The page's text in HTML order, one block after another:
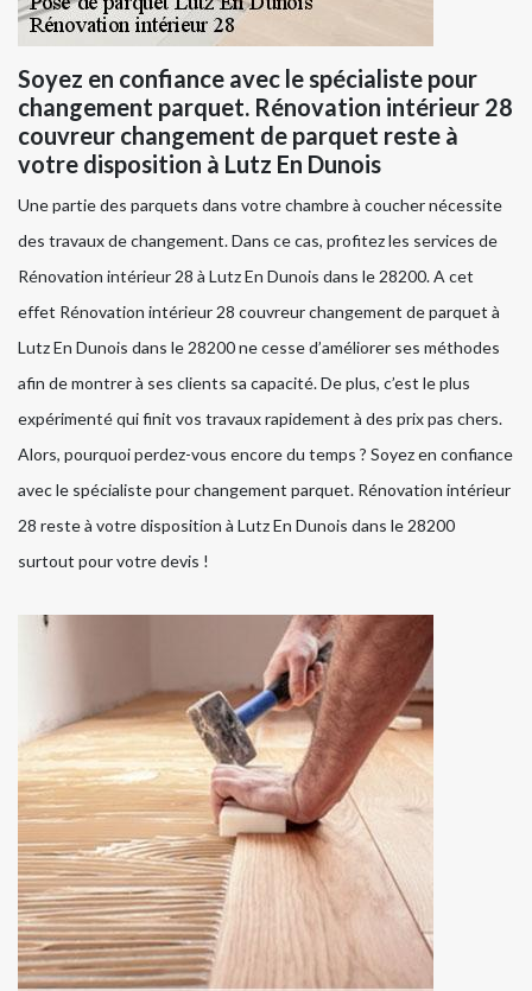
Soyez en confiance avec le spécialiste pour
changement parquet. Rénovation intérieur 28
couvreur changement de parquet reste à
votre disposition à Lutz En Dunois
Une partie des parquets dans votre chambre à coucher nécessite
des travaux de changement. Dans ce cas, profitez les services de
Rénovation intérieur 28 à Lutz En Dunois dans le 28200. A cet
effet Rénovation intérieur 28 couvreur changement de parquet à
Lutz En Dunois dans le 28200 ne cesse d’améliorer ses méthodes
afin de montrer à ses clients sa capacité. De plus, c’est le plus
expérimenté qui finit vos travaux rapidement à des prix pas chers.
Alors, pourquoi perdez-vous encore du temps ? Soyez en confiance
avec le spécialiste pour changement parquet. Rénovation intérieur
28 reste à votre disposition à Lutz En Dunois dans le 28200
surtout pour votre devis !